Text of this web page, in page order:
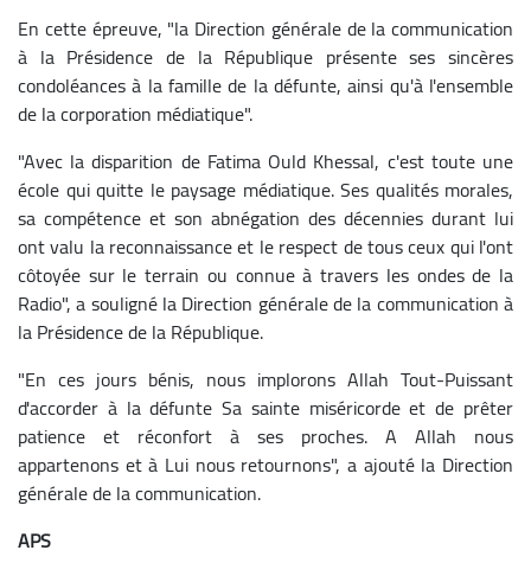
En cette épreuve, "la Direction générale de la communication
à la Présidence de la République présente ses sincères
condoléances à la famille de la défunte, ainsi qu'à l'ensemble
de la corporation médiatique".
"Avec la disparition de Fatima Ould Khessal, c'est toute une
école qui quitte le paysage médiatique. Ses qualités morales,
sa compétence et son abnégation des décennies durant lui
ont valu la reconnaissance et le respect de tous ceux qui l'ont
côtoyée sur le terrain ou connue à travers les ondes de la
Radio", a souligné la Direction générale de la communication à
la Présidence de la République.
"En ces jours bénis, nous implorons Allah Tout-Puissant
d'accorder à la défunte Sa sainte miséricorde et de prêter
patience et réconfort à ses proches. A Allah nous
appartenons et à Lui nous retournons", a ajouté la Direction
générale de la communication.
APS